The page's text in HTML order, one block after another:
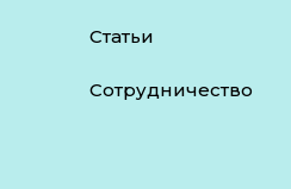
Статьи
Сотрудничество